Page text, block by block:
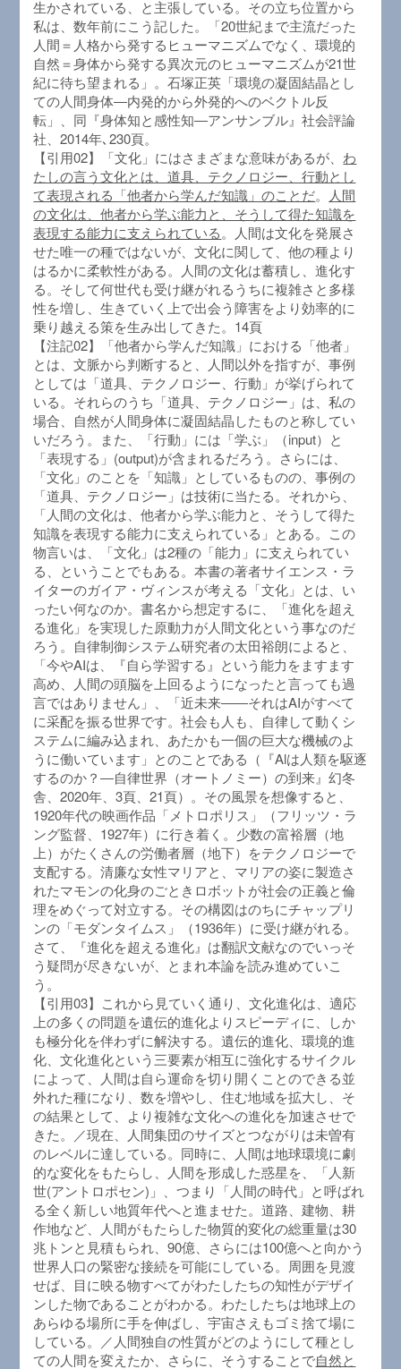
生かされている、と主張している。その立ち位置から
私は、数年前にこう記した。「20世紀まで主流だった
人間＝人格から発するヒューマニズムでなく、環境的
自然＝身体から発する異次元のヒューマニズムが21世
紀に待ち望まれる」。石塚正英「環境の凝固結晶とし
ての人間身体―内発的から外発的へのベクトル反
転」、同『身体知と感性知―アンサンブル』社会評論
社、2014年､230頁。
【引用02】「文化」にはさまざまな意味があるが、 わ
たしの言う文化とは、道具、テクノロジー、行動とし
て表現される「他者から学んだ知識」のことだ。
人間
の文化は、他者から学ぶ能力と、そうして得た知識を
表現する能力に支えられている。人間は文化を発展さ
せた唯一の種ではないが、文化に関して、他の種より
はるかに柔軟性がある。人間の文化は蓄積し、進化す
る。そして何世代も受け継がれるうちに複雑さと多様
性を増し、生きていく上で出会う障害をより効率的に
乗り越える策を生み出してきた。14頁
【注記02】「他者から学んだ知識」における「他者」
とは、文脈から判断すると、人間以外を指すが、事例
としては「道具、テクノロジー、行動」が挙げられて
いる。それらのうち「道具、テクノロジー」は、私の
場合、自然が人間身体に凝固結晶したものと称してい
いだろう。また、「行動」には「学ぶ」（input）と
「表現する」(output)が含まれるだろう。さらには、
「文化」のことを「知識」としているものの、事例の
「道具、テクノロジー」は技術に当たる。それから、
「人間の文化は、他者から学ぶ能力と、そうして得た
知識を表現する能力に支えられている」とある。この
物言いは、「文化」は2種の「能力」に支えられてい
る、ということでもある。本書の著者サイエンス・ラ
イターのガイア・ヴィンスが考える「文化」とは、い
ったい何なのか。書名から想定するに、「進化を超え
る進化」を実現した原動力が人間文化という事なのだ
ろう。自律制御システム研究者の太田裕朗によると、
「今やAIは、『自ら学習する』という能力をますます
高め、人間の頭脳を上回るようになったと言っても過
言ではありません」、「近未来――それはAIがすべて
に采配を振る世界です。社会も人も、自律して動くシ
ステムに編み込まれ、あたかも一個の巨大な機械のよ
うに働いています」とのことである（『Alは人類を駆逐
するのか？―自律世界（オートノミー）の到来』幻冬
舎、2020年、3頁、21頁）。その風景を想像すると、
1920年代の映画作品「メトロポリス」（フリッツ・ラ
ング監督、1927年）に行き着く。少数の富裕層（地
上）がたくさんの労働者層（地下）をテクノロジーで
支配する。清廉な女性マリアと、マリアの姿に製造さ
れたマモンの化身のごときロボットが社会の正義と倫
理をめぐって対立する。その構図はのちにチャップリ
ンの「モダンタイムス」（1936年）に受け継がれる。
さて、『進化を超える進化』は翻訳文献なのでいっそ
う疑問が尽きないが、とまれ本論を読み進めていこ
う。
【引用03】これから見ていく通り、文化進化は、適応
上の多くの問題を遺伝的進化よりスピーディに、しか
も極分化を伴わずに解決する。遺伝的進化、環境的進
化、文化進化という三要素が相互に強化するサイクル
によって、人間は自ら運命を切り開くことのできる並
外れた種になり、数を増やし、住む地域を拡大し、そ
の結果として、より複雑な文化への進化を加速させで
きた。／現在、人間集団のサイズとつながりは未曽有
のレベルに達している。同時に、人間は地球環境に劇
的な変化をもたらし、人間を形成した惑星を、「人新
世(アントロポセン)」、つまり「人間の時代」と呼ばれ
る全く新しい地質年代へと進ませた。道路、建物、耕
作地など、人間がもたらした物質的変化の総重量は30
兆トンと見積もられ、90億、さらには100億へと向かう
世界人口の緊密な接続を可能にしている。周囲を見渡
せば、目に映る物すべてがわたしたちの知性がデザイ
ンした物であることがわかる。わたしたちは地球上の
あらゆる場所に手を伸ばし、宇宙さえもゴミ捨て場に
している。／人間独自の性質がどのようにして種とし
ての人間を変えたか、さらに、そうすることで自然と